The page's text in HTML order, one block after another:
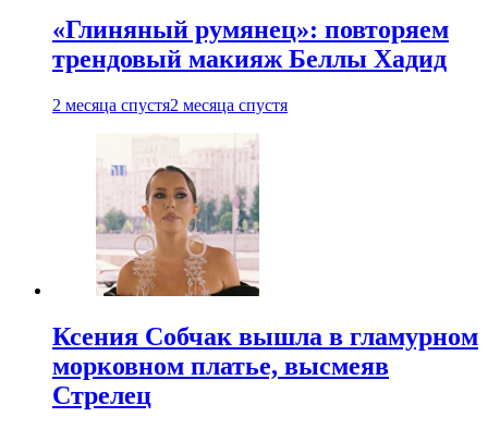
«Глиняный румянец»: повторяем
трендовый макияж Беллы Хадид
2 месяца спустя2 месяца спустя
Ксения Собчак вышла в гламурном
морковном платье, высмеяв
Стрелец